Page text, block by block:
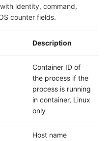
identity, command,
counter fields.
Description
Container ID of
the process if the
process is running
in container, Linux
only
Host name